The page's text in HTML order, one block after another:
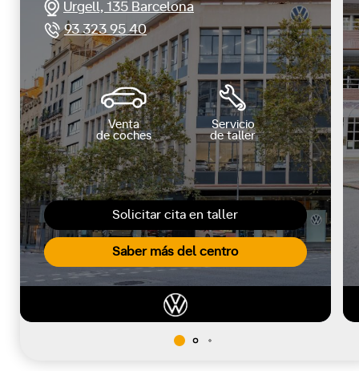
Solicitar cita en taller
Saber más del centro
Urgell, 135 Barcelona
93 323 95 40
Venta
de coches
Servicio
de taller